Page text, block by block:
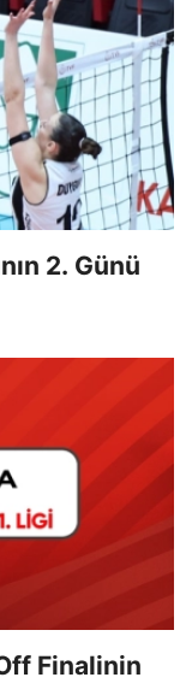
2. Günü
Finalinin